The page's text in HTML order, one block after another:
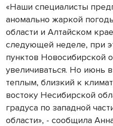
«Наши специалисты
аномально жаркой
области и Алтайском
следующей неделе, при
пунктов Новосибирской
увеличиваться. Но июнь
теплым, близкий к
востоку Несибирской
градуса по западной
области», - сообщила